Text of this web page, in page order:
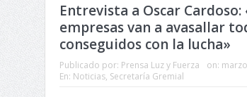
Entrevista a Oscar
empresas van a avasallar
conseguidos con la lucha»
Publicado por: Prensa Luz y Fuerza on:
En: Noticias, Secretaría Gremial